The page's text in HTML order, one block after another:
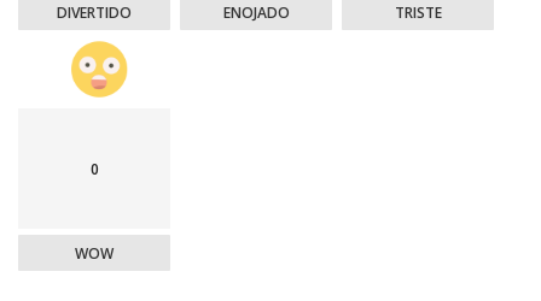
DIVERTIDO ENOJADO TRISTE
0
WOW